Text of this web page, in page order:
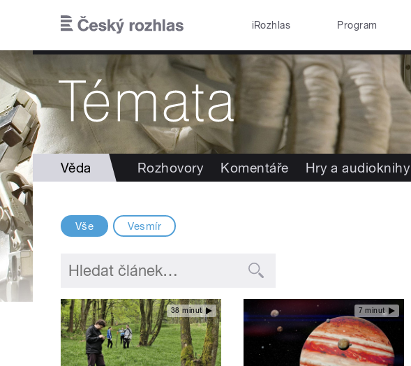
iRozhlas Program
Věda Rozhovory Komentáře Hry a audioknihy
Vše Vesmír
38 minut 7 minut